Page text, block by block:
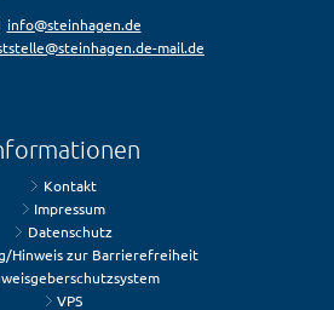
info@steinhagen.de
mail.de
Kontakt
Impressum
Datenschutz
Hinweis zur Barrierefreiheit
VPS